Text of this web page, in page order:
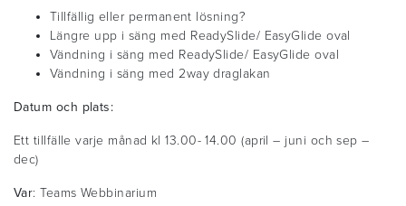
Tillfällig eller permanent lösning?
Längre upp i säng med ReadySlide/ EasyGlide oval
Vändning i säng med ReadySlide/ EasyGlide oval
Vändning i säng med 2way draglakan
Datum och plats:
Ett tillfälle varje månad kl 13.00- 14.00 (april – juni och sep –
dec)
Var: Teams Webbinarium